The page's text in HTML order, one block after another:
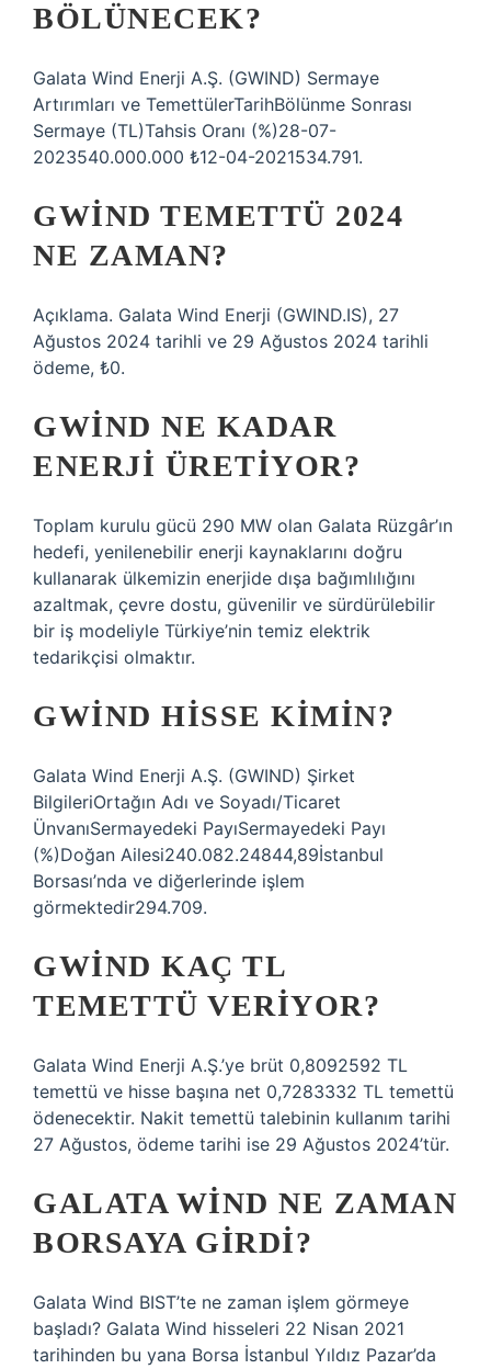
BÖLÜNECEK?
Galata Wind Enerji A.Ş. (GWIND) Sermaye
Artırımları ve TemettülerTarihBölünme Sonrası
Sermaye (TL)Tahsis Oranı (%)28-07-
2023540.000.000 ₺12-04-2021534.791.
GWIND TEMETTÜ 2024
NE ZAMAN?
Açıklama. Galata Wind Enerji (GWIND.IS), 27
Ağustos 2024 tarihli ve 29 Ağustos 2024 tarihli
ödeme, ₺0.
GWIND NE KADAR
ENERJI ÜRETIYOR?
Toplam kurulu gücü 290 MW olan Galata Rüzgâr’ın
hedefi, yenilenebilir enerji kaynaklarını doğru
kullanarak ülkemizin enerjide dışa bağımlılığını
azaltmak, çevre dostu, güvenilir ve sürdürülebilir
bir iş modeliyle Türkiye’nin temiz elektrik
tedarikçisi olmaktır.
GWIND HISSE KIMIN?
Galata Wind Enerji A.Ş. (GWIND) Şirket
BilgileriOrtağın Adı ve Soyadı/Ticaret
ÜnvanıSermayedeki PayıSermayedeki Payı
(%)Doğan Ailesi240.082.24844,89İstanbul
Borsası’nda ve diğerlerinde işlem
görmektedir294.709.
GWIND KAÇ TL
TEMETTÜ VERIYOR?
Galata Wind Enerji A.Ş.’ye brüt 0,8092592 TL
temettü ve hisse başına net 0,7283332 TL temettü
ödenecektir. Nakit temettü talebinin kullanım tarihi
27 Ağustos, ödeme tarihi ise 29 Ağustos 2024’tür.
GALATA WIND NE ZAMAN
BORSAYA GIRDI?
Galata Wind BIST’te ne zaman işlem görmeye
başladı? Galata Wind hisseleri 22 Nisan 2021
tarihinden bu yana Borsa İstanbul Yıldız Pazar’da